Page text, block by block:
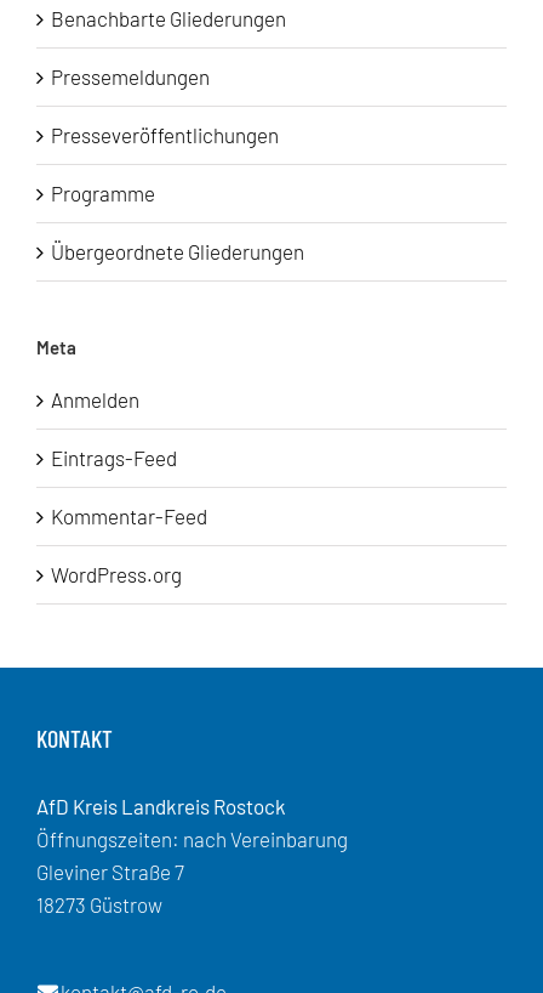
Benachbarte Gliederungen
Pressemeldungen
Presseveröffentlichungen
Programme
Übergeordnete Gliederungen
Meta
Anmelden
Eintrags-Feed
Kommentar-Feed
WordPress.org
KONTAKT
AfD Kreis Landkreis Rostock
Öffnungszeiten: nach Vereinbarung
Gleviner Straße 7
18273 Güstrow